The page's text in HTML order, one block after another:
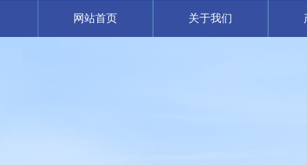
网站首页 关于我们